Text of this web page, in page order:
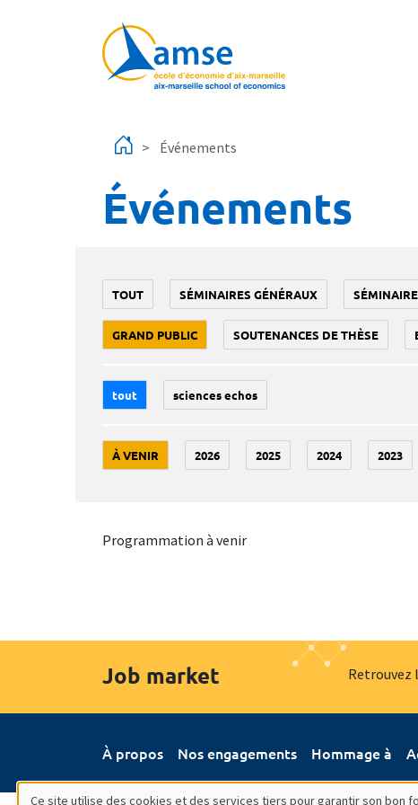
Événements
Événements
TOUT SÉMINAIRES GÉNÉRAUX
GRAND PUBLIC SOUTENANCES DE THÈSE
tout sciences echos
À VENIR 2026 2025 2024 2023
Programmation à venir
Job market Retrouvez
À propos Nos engagements Hommage à
Ce site utilise des cookies et des services tiers pour garantir son bon